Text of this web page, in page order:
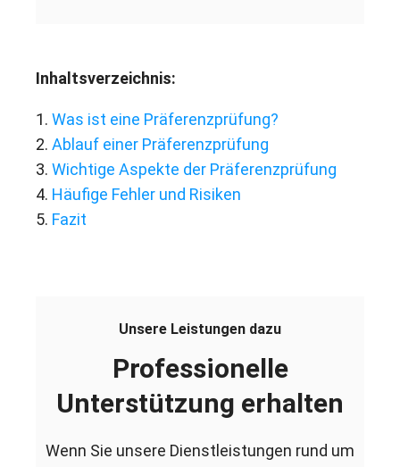
Inhaltsverzeichnis:
1. Was ist eine Präferenzprüfung?
2. Ablauf einer Präferenzprüfung
3. Wichtige Aspekte der Präferenzprüfung
4. Häufige Fehler und Risiken
5. Fazit
Unsere Leistungen dazu
Professionelle
Unterstützung erhalten
Wenn Sie unsere Dienstleistungen rund um